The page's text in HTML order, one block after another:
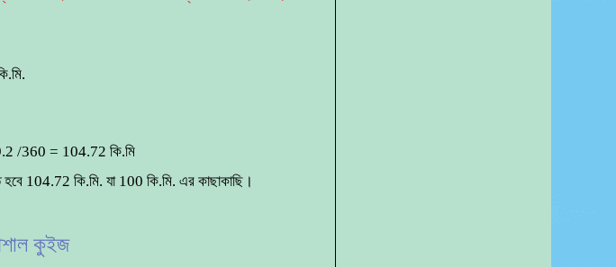
/360 = 104.72 কি.মি
104.72 কি.মি. যা 100 কি.মি. এর কাছাকাছি।
কুইজ